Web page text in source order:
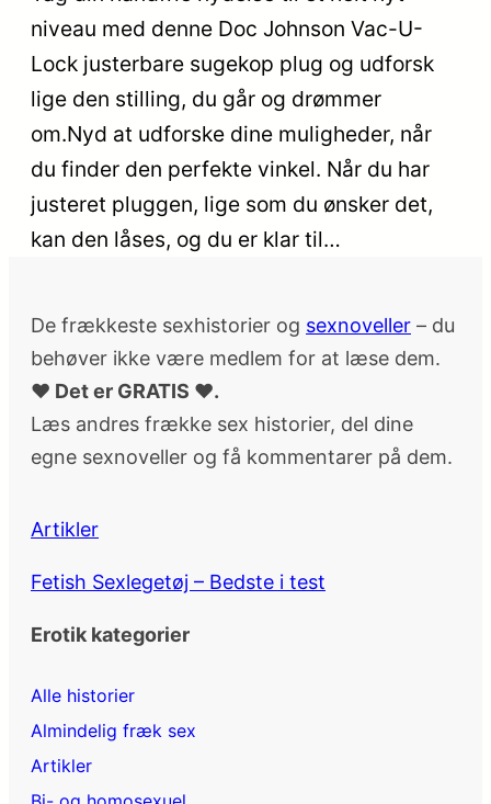
niveau med denne Doc Johnson Vac-U-
Lock justerbare sugekop plug og udforsk
lige den stilling, du går og drømmer
om.Nyd at udforske dine muligheder, når
du finder den perfekte vinkel. Når du har
justeret pluggen, lige som du ønsker det,
kan den låses, og du er klar til…
De frækkeste sexhistorier og sexnoveller – du
behøver ikke være medlem for at læse dem.
♥ Det er GRATIS ♥.
Læs andres frække sex historier, del dine
egne sexnoveller og få kommentarer på dem.
Artikler
Fetish Sexlegetøj – Bedste i test
Erotik kategorier
Alle historier
Almindelig fræk sex
Artikler